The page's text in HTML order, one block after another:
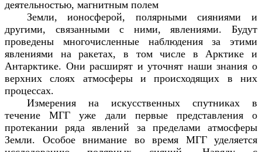
деятельностью, магнитным полем
Земли, ионосферой, полярными сияниями и
другими, связанными с ними, явлениями. Будут
проведены многочисленные наблюдения за этими
явлениями на ракетах, в том числе в Арктике и
Антарктике. Они расширят и уточнят наши знания о
верхних слоях атмосферы и происходящих в них
процессах.
Измерения на искусственных спутниках в
течение МГГ уже дали первые представления о
протекании ряда явлений за пределами атмосферы
Земли. Особое внимание во время МГГ уделяется